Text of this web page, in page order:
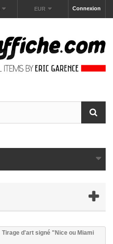
Connexion
EUR
Tirage d'art signé "Nice ou Miami